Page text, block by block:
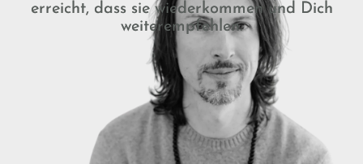
erreicht, dass sie wiederkommen und Dich
weiterempfehlen.